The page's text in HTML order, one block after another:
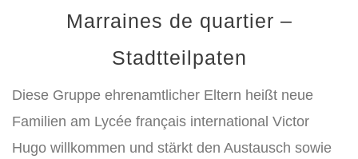
Marraines de quartier –
Stadtteilpaten
Diese Gruppe ehrenamtlicher Eltern heißt neue
Familien am Lycée français international Victor
Hugo willkommen und stärkt den Austausch sowie